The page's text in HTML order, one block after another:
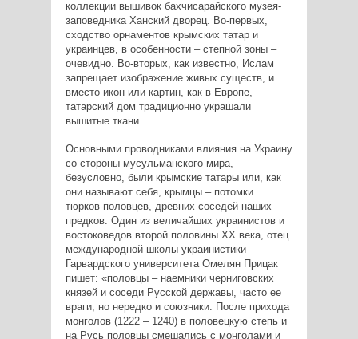
коллекции вышивок бахчисарайского музея-
заповедника Ханский дворец. Во-первых,
сходство орнаментов крымских татар и
украинцев, в особенности – степной зоны –
очевидно. Во-вторых, как известно, Ислам
запрещает изображение живых существ, и
вместо икон или картин, как в Европе,
татарский дом традиционно украшали
вышитые ткани.
Основными проводниками влияния на Украину
со стороны мусульманского мира,
безусловно, были крымские татары или, как
они называют себя, крымцы – потомки
тюрков-половцев, древних соседей наших
предков. Один из величайших украинистов и
востоковедов второй половины ХХ века, отец
международной школы украинистики
Гарвардского университета Омелян Прицак
пишет: «половцы – наемники черниговских
князей и соседи Русской державы, часто ее
враги, но нередко и союзники. После прихода
монголов (1222 – 1240) в половецкую степь и
на Русь половцы смешались с монголами и